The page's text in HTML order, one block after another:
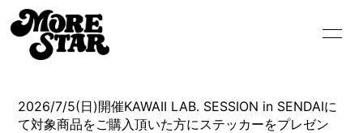
SCHEDULE PROFILE
2026/7/5(日)開催KAWAII LAB. SESSION in SENDAIに
て対象商品をご購入頂いた方にステッカーをプレゼン